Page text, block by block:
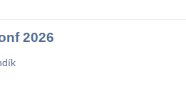
2026